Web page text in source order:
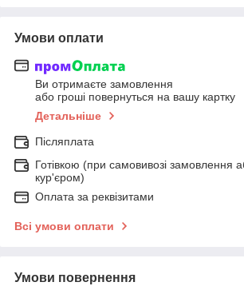
Умови оплати
Ви отримаєте замовлення
або гроші повернуться на вашу картку
Детальніше
Післяплата
Готівкою (при самовивозі замовлення
кур'єром)
Оплата за реквізитами
Всі умови оплати
Умови повернення